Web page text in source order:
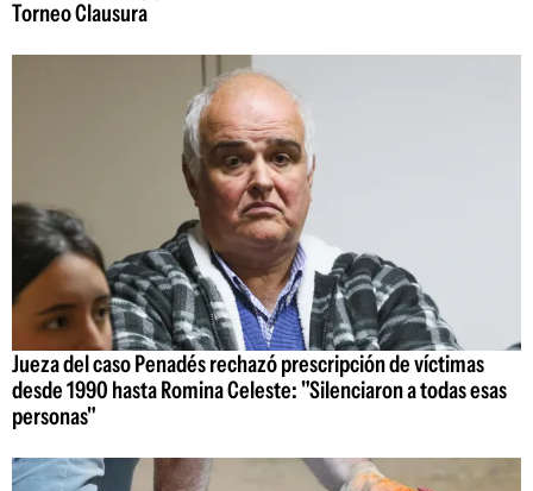
Torneo Clausura
Jueza del caso Penadés rechazó prescripción de víctimas
desde 1990 hasta Romina Celeste: "Silenciaron a todas esas
personas"